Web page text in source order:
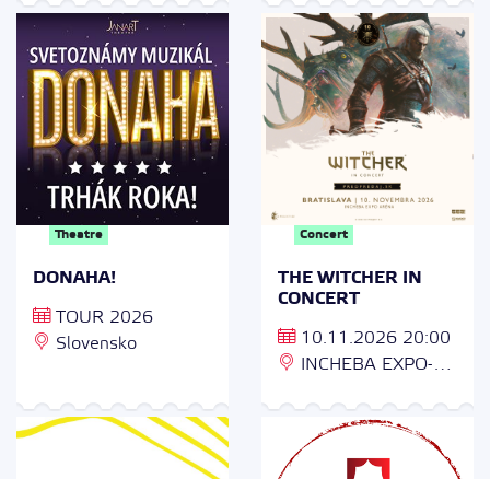
Theatre
DONAHA!
TOUR 2026
Slovensko
Concert
THE WITCHER IN
CONCERT
10.11.2026 20:00
INCHEBA EXPO-
cesta 3409/5, 851
01 Petržalka,
Slovensko